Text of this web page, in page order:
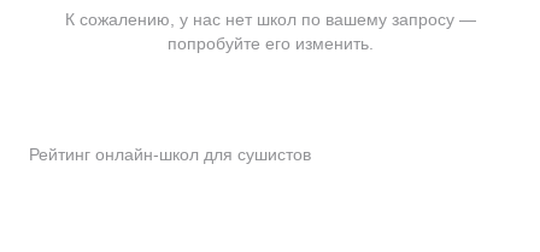
Рейтинг онлайн-школ для сушистов
К сожалению, у нас нет школ по вашему запросу —
попробуйте его изменить.